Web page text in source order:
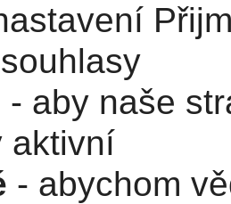
- aby naše
aktivní
- abychom